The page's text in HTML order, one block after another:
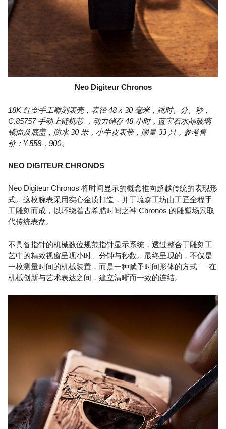
Neo Digiteur Chronos
18K 红金手工雕刻表壳，表径 48 x 30 毫米，跳时、分、秒，
C.85757 手动上链机芯 ，动力储存 48 小时，蓝宝石水晶玻璃
镜面及底盖，防水 30 米，小牛皮表带，限量 33 只，参考售
价：¥ 558，900。
NEO DIGITEUR CHRONOS
Neo Digiteur Chronos 将时间显示的概念推向超越传统的表现形
式。这枚腕表采用实心金质打造，并于琉森工坊由工匠全程手
工雕刻而成，以环绕着古希腊时间之神 Chronos 的雕塑场景取
代传统表盘。
不具备指针的机械数位规范指针显示系统，透过整合于雕刻工
艺中的精致视窗呈现小时、分钟与秒数。最终呈现的，不仅是
一枚测量时间的机械装置，而是一种赋予时间形体的方式 — 在
机械创新与艺术表达之间，建立清晰而一致的连结。